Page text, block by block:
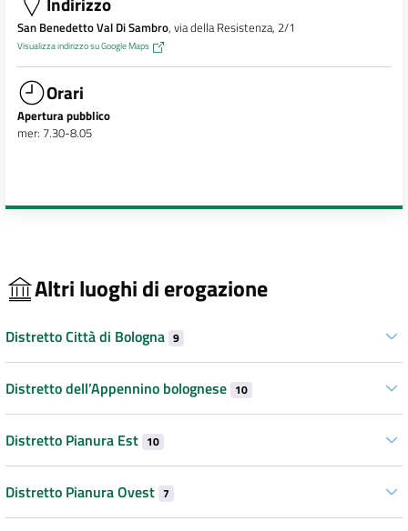
San Benedetto Val Di Sambro, via della Resistenza, 2/1
Visualizza indirizzo su Google Maps
Orari
Apertura pubblico
mer: 7.30-8.05
Altri luoghi di erogazione
Distretto Città di Bologna 9
Distretto dell’Appennino bolognese 10
Distretto Pianura Est 10
Distretto Pianura Ovest 7